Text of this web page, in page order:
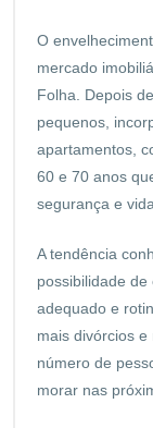
O
mercado
Folha. Depois
pequenos,
apartamentos,
60 e 70 anos
segurança e
A tendência
possibilidade
adequado e
mais divórcios
número de
morar nas